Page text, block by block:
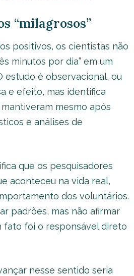
“milagrosos”
positivos, os cientistas não
minutos por dia” em um
estudo é observacional, ou
e efeito, mas identifica
mesmo após
e análises de
que os pesquisadores
aconteceu na vida real,
dos voluntários.
padrões, mas não afirmar
fato foi o responsável direto
nesse sentido seria